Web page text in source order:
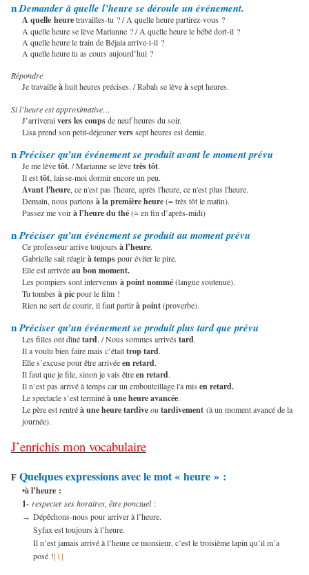
n Demander à quelle l’heure se déroule un événement.
A quelle heuretravailles-tu ? / A quelle heure partirez-vous ?
A quelle heure se lève Marianne ? / A quelle heure le bébé dort-il ?
A quelle heure le train de Béjaia arrive-t-il ?
A quelle heure tu as cours aujourd’hui ?
Répondre
Je travailleàhuit heures précises. / Rabah se lèveàsept heures.
Si l’heure est approximative…
J’arriveraiverslescoupsde neuf heures du soir.
Lisa prend son petit-déjeunerverssept heures est demie.
n Préciser qu’un événement se produit avant le moment prévu
Je me lèvetôt. / Marianne se lèvetrèstôt.
Il esttôt, laisse-moi dormir encore un peu.
Avant l'heure, ce n'est pas l'heure, après l'heure, ce n'est plus l'heure.
Demain, nous partons à la première heure(= très tôt le matin).
Passez me voirà l’heure du thé(= en fin d’après-midi)
n Préciser qu’un événement se produit au moment prévu
Ce professeur arrive toujours à l’heure.
Gabrielle sait réagirà tempspour éviter le pire.
Elle est arrivéeau bon moment.
Les pompiers sont intervenus à point nommé(langue soutenue).
Tu tombes à picpour le film !
Rien ne sert de courir, il faut partirà point(proverbe).
n Préciser qu’un événement se produit plus tard que prévu
Les filles ont dînétard. / Nous sommes arrivés tard.
Il a voulu bien faire mais c’étaittroptard.
Elle s’excuse pour être arrivéeenretard.
Il faut que je file, sinon je vais êtreen retard.
Il n’est pas arrivé à temps car un embouteillage l'a mis en retard.
Le spectacle s’est terminéà une heure avancée.
Le père est rentréà une heure tardiveoutardivement (à un moment avancé de la
journée).
J’enrichis mon vocabulaire
F Quelques expressions avec le mot « heure » :
•à l’heure :
1- respecter ses horaires, être ponctuel :
→ Dépêchons-nous pour arriver à l’heure.
Syfax est toujours à l’heure.
Il n’est jamais arrivé à l’heure ce monsieur, c’est le troisième lapin qu’il m’a
posé ![1]